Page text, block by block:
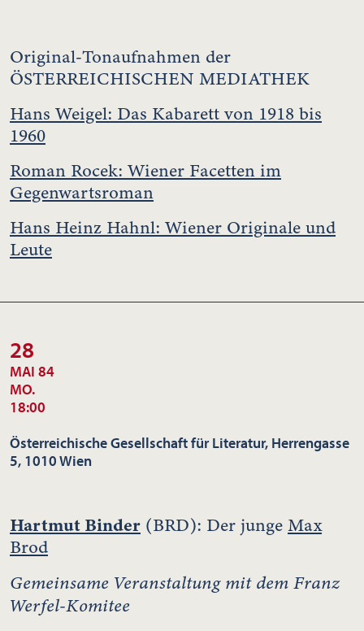
Original-Tonaufnahmen der
ÖSTERREICHISCHEN MEDIATHEK
Hans Weigel: Das Kabarett von 1918 bis
1960
Roman Rocek: Wiener Facetten im
Gegenwartsroman
Hans Heinz Hahnl: Wiener Originale und
Leute
28
MAI 84
MO.
18:00
Österreichische Gesellschaft für Literatur, Herrengasse
5, 1010 Wien
Hartmut Binder (BRD): Der junge Max
Brod
Gemeinsame Veranstaltung mit dem Franz
Werfel-Komitee